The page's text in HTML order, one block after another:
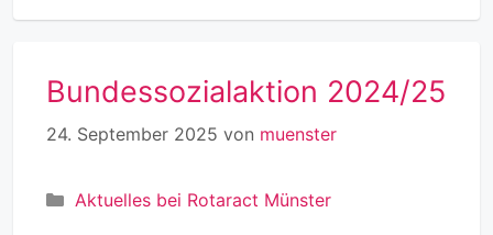
Bundessozialaktion 2024/25
24. September 2025 von muenster
Kategorien
Aktuelles bei Rotaract Münster